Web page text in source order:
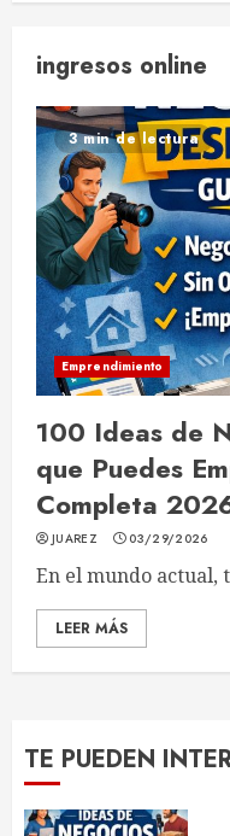
ingresos online
3 min de lectura
Emprendimiento
100 Ideas de
que Puedes
Completa
JUAREZ 03/29/2026
En el mundo actual,
LEER MÁS
TE PUEDEN